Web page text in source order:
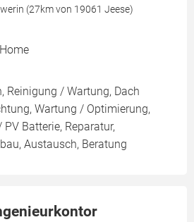
(27km von 19061 Jeese)
Reinigung / Wartung, Dach
Wartung / Optimierung,
Batterie, Reparatur,
Austausch, Beratung